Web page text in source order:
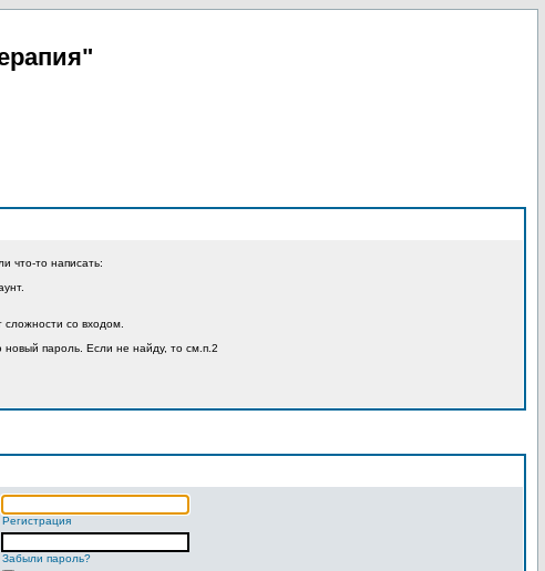
что-то написать:
со входом.
новый пароль. Если не найду, то см.п.2
Регистрация
Забыли пароль?